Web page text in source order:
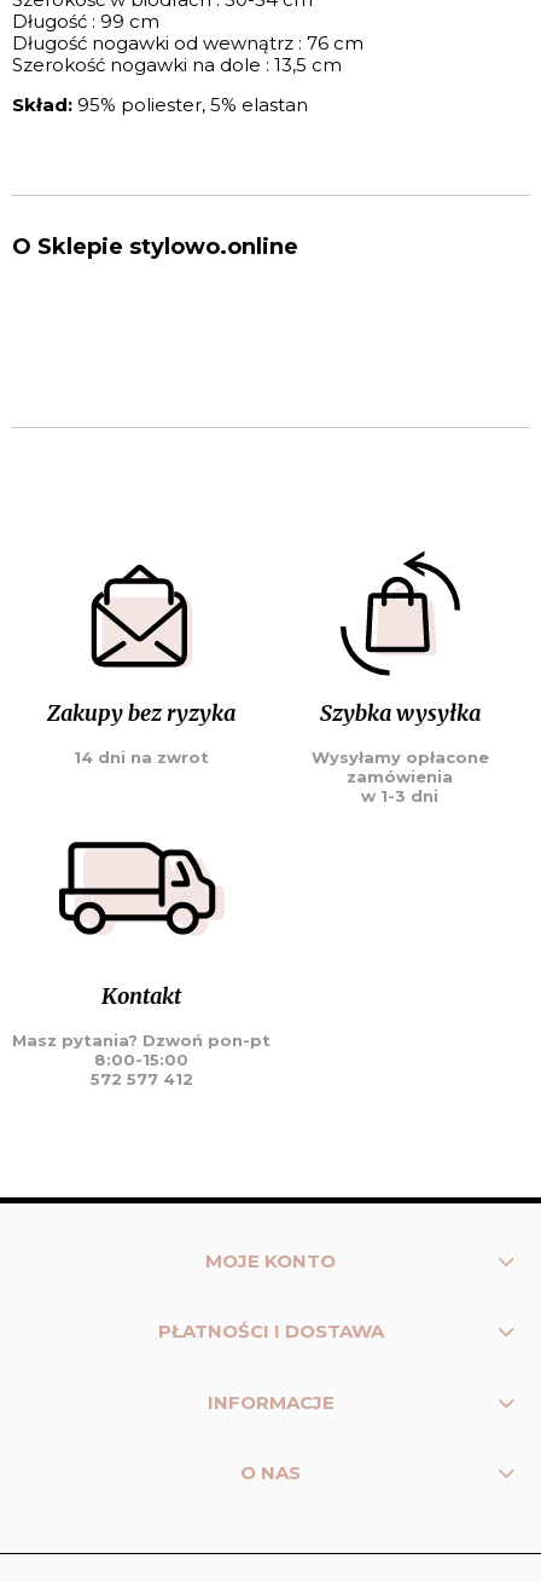
Długość : 99 cm
Długość nogawki od wewnątrz : 76 cm
Szerokość nogawki na dole : 13,5 cm
Skład: 95% poliester, 5% elastan
O Sklepie stylowo.online
Zakupy bez ryzyka
14 dni na zwrot
Szybka wysyłka
Wysyłamy opłacone
zamówienia
w 1-3 dni
Kontakt
Masz pytania? Dzwoń pon-pt
8:00-15:00
572 577 412
MOJE KONTO
PŁATNOŚCI I DOSTAWA
INFORMACJE
O NAS